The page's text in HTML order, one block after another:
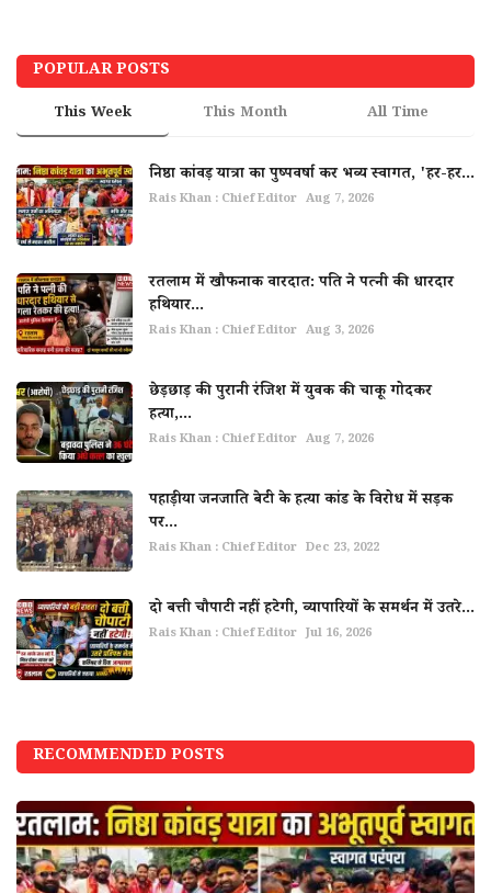
POPULAR POSTS
This Week This Month All Time
निष्ठा कांवड़ यात्रा का पुष्पवर्षा कर भव्य स्वागत, 'हर-हर...
Rais Khan : Chief Editor Aug 7, 2026
रतलाम में खौफनाक वारदात: पति ने पत्नी की धारदार
हथियार...
Rais Khan : Chief Editor Aug 3, 2026
छेड़छाड़ की पुरानी रंजिश में युवक की चाकू गोदकर
हत्या,...
Rais Khan : Chief Editor Aug 7, 2026
पहाड़ीया जनजाति बेटी के हत्या कांड के विरोध में सड़क
पर...
Rais Khan : Chief Editor Dec 23, 2022
दो बत्ती चौपाटी नहीं हटेगी, व्यापारियों के समर्थन में उतरे...
Rais Khan : Chief Editor Jul 16, 2026
RECOMMENDED POSTS